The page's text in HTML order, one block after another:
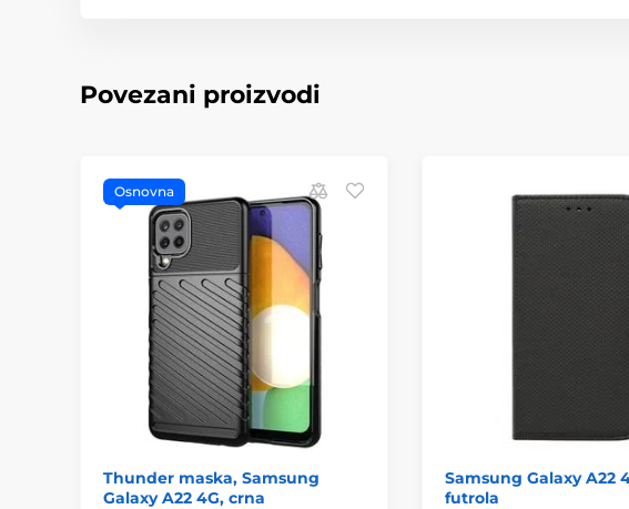
Povezani proizvodi
Osnovna
Thunder maska, Samsung
Galaxy A22 4G, crna
Samsung Galaxy A22
futrola